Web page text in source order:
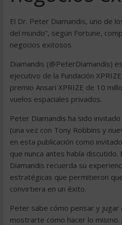
El Dr. Peter Diamandis, uno de
del mundo”, según Fortune,
negocios exitosos
Diamandis (@PeterDiamandis)
ejecutivo de la Fundación
premio Ansari XPRIZE de 10
vuelos espaciales privados.
Peter Diamandis ha sido
(una vez con Tony Robbins y
en esta publicación como
que nunca antes había discutido.
Diamandis recuerda su
estratégicas que permitieron
convirtiera en un éxito.
Peter sabe cómo pensar y jugar
mostrarte cómo hacer lo mismo.